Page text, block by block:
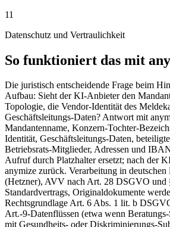
11
Datenschutz und Vertraulichkeit
So funktioniert das mit
Die juristisch entscheidende Frage beim
Aufbau: Sieht der KI-Anbieter den
Topologie, die Vendor-Identität des
Geschäftsleitungs-Daten? Antwort mit
Mandantenname, Konzern-Tochter-
Identität, Geschäftsleitungs-Daten,
Betriebsrats-Mitglieder, Adressen und
Aufruf durch Platzhalter ersetzt; nach der
anymize zurück. Verarbeitung in deutschen
(Hetzner), AVV nach Art. 28 DSGVO und
Standardvertrags, Originaldokumente
Rechtsgrundlage Art. 6 Abs. 1 lit. b
Art.-9-Datenflüssen (etwa wenn
mit Gesundheits- oder Diskriminierungs-